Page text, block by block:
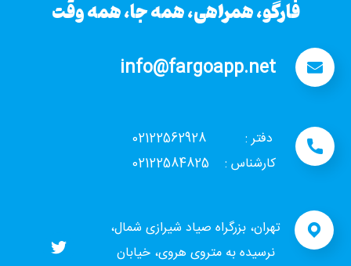
فارگو، همراهی، همه جا، همه وقت
info@fargoapp.net
دفتر : 02122562928
کارشناس : 02122584825
تهران، بزرگراه صیاد شیرازی شمال،
نرسیده به متروی هروی، خیابان